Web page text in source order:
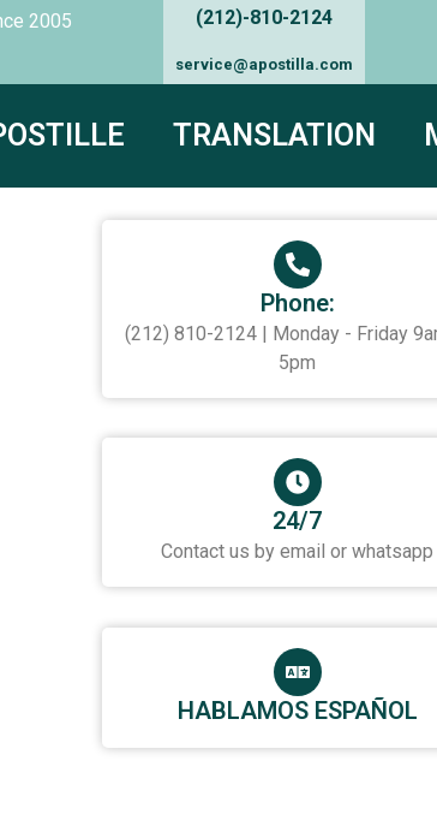
since
(212)-810-2124
service@apostilla.com
TRANSLATION
Phone:
(212) 810-2124 | Monday - Friday
5pm
24/7
Contact us by email or whatsapp
HABLAMOS ESPAÑOL